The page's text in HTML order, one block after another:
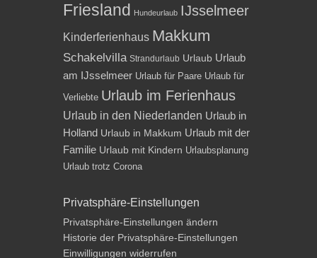
Friesland Hundeurlaub IJsselmeer
Kinderferienhaus Makkum
Schakelvilla Strandurlaub Urlaub Urlaub
am IJsselmeer Urlaub für Paare Urlaub für
Verliebte Urlaub im Ferienhaus
Urlaub in den Niederlanden Urlaub in
Holland Urlaub in Makkum Urlaub mit der
Familie Urlaub mit Kindern Urlaubsplanung
Urlaub trotz Corona
Privatsphäre-Einstellungen
Privatsphäre-Einstellungen ändern
Historie der Privatsphäre-Einstellungen
Einwilligungen widerrufen